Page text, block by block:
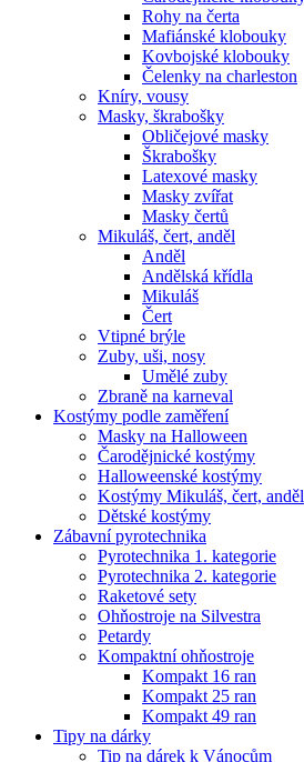
Rohy na čerta
Mafiánské klobouky
Kovbojské klobouky
Čelenky na charleston
Kníry, vousy
Masky, škrabošky
Obličejové masky
Škrabošky
Latexové masky
Masky zvířat
Masky čertů
Mikuláš, čert, anděl
Anděl
Andělská křídla
Mikuláš
Čert
Vtipné brýle
Zuby, uši, nosy
Umělé zuby
Zbraně na karneval
Kostýmy podle zaměření
Masky na Halloween
Čarodějnické kostýmy
Halloweenské kostýmy
Kostýmy Mikuláš, čert, anděl
Dětské kostýmy
Zábavní pyrotechnika
Pyrotechnika 1. kategorie
Pyrotechnika 2. kategorie
Raketové sety
Ohňostroje na Silvestra
Petardy
Kompaktní ohňostroje
Kompakt 16 ran
Kompakt 25 ran
Kompakt 49 ran
Tipy na dárky
Tip na dárek k Vánocům